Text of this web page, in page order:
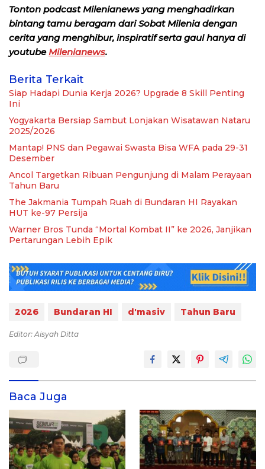
Tonton podcast Milenianews yang menghadirkan
bintang tamu beragam dari Sobat Milenia dengan
cerita yang menghibur, inspiratif serta gaul hanya di
youtubeMilenianews.
Berita Terkait
Siap Hadapi Dunia Kerja 2026? Upgrade 8 Skill Penting
Ini
Yogyakarta Bersiap Sambut Lonjakan Wisatawan Nataru
2025/2026
Mantap! PNS dan Pegawai Swasta Bisa WFA pada 29-31
Desember
Ancol Targetkan Ribuan Pengunjung di Malam Perayaan
Tahun Baru
The Jakmania Tumpah Ruah di Bundaran HI Rayakan
HUT ke-97 Persija
Warner Bros Tunda “Mortal Kombat II” ke 2026, Janjikan
Pertarungan Lebih Epik
2026 Bundaran HI d'masiv Tahun Baru
Editor: Aisyah Ditta
Baca Juga